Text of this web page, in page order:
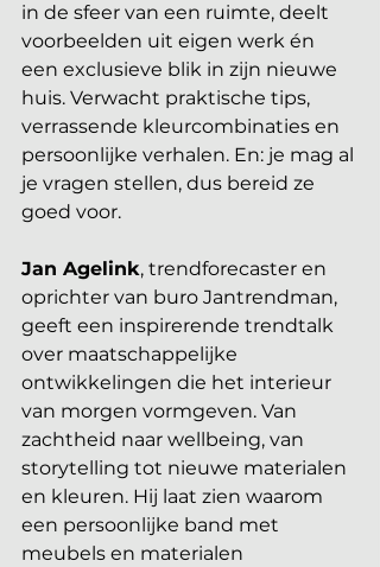
in de sfeer van een ruimte, deelt
voorbeelden uit eigen werk én
een exclusieve blik in zijn nieuwe
huis. Verwacht praktische tips,
verrassende kleurcombinaties en
persoonlijke verhalen. En: je mag al
je vragen stellen, dus bereid ze
goed voor.
Jan Agelink, trendforecaster en
oprichter van buro Jantrendman,
geeft een inspirerende trendtalk
over maatschappelijke
ontwikkelingen die het interieur
van morgen vormgeven. Van
zachtheid naar wellbeing, van
storytelling tot nieuwe materialen
en kleuren. Hij laat zien waarom
een persoonlijke band met
meubels en materialen